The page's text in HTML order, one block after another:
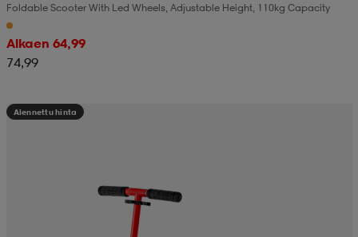
Foldable Scooter With Led Wheels, Adjustable Height, 110kg Capacity
Alkaen 64,99
74,99
Alennettu hinta